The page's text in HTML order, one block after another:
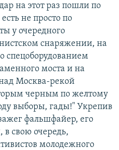
на этот раз пошли по
не просто по
у очередного
снаряжении, на
спецоборудованием
моста и на
Москва-рекой
черным по желтому
выборы, гады!" Укрепив
фальшфайер, его
свою очередь,
молодежного